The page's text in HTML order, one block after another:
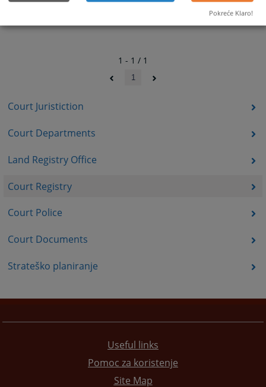
Court Juristiction
Court Departments
Land Registry Office
Court Registry
Court Police
Court Documents
Strateško planiranje
1 - 1 / 1
1
Useful links
Pomoc za koristenje
Site Map
Pokreće Klaro!